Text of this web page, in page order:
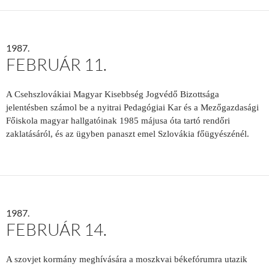
1987.
FEBRUÁR 11.
A Csehszlovákiai Magyar Kisebbség Jogvédő Bizottsága
jelentésben számol be a nyitrai Pedagógiai Kar és a Mezőgazdasági
Főiskola magyar hallgatóinak 1985 májusa óta tartó rendőri
zaklatásáról, és az ügyben panaszt emel Szlovákia főügyészénél.
1987.
FEBRUÁR 14.
A szovjet kormány meghívására a moszkvai békefórumra utazik